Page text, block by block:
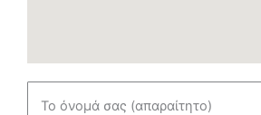
Το όνομά σας (απαραίτητο)